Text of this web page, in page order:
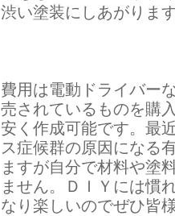
渋い塗装にしあがります
費用は電動ドライバー
売されているものを購
安く作成可能です。最
ス症候群の原因になる
ますが自分で材料や塗
ません。ＤＩＹには慣
なり楽しいのでぜひ皆